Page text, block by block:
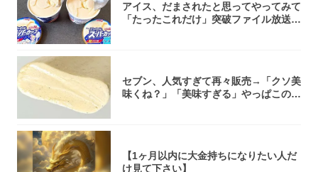
アイス、だまされたと思ってやってみて
「たったこれだけ」突破ファイル放送で
セブン、人気すぎて再々販売→「クソ美
味くね？」「美味すぎる」やっぱこのク
【1ヶ月以内に大金持ちになりたい人だ
け見て下さい】